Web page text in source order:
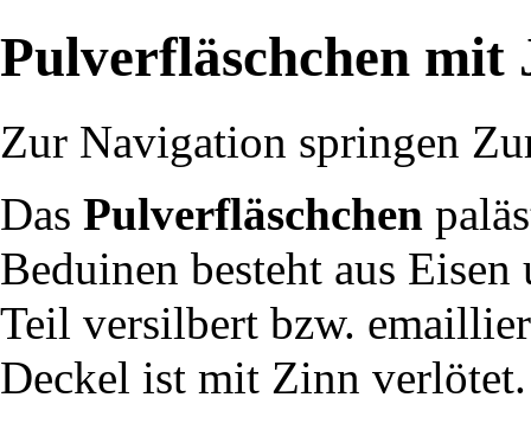
Pulverfläschchen mit
Zur Navigation springen
Das Pulverfläschchen
Beduinen besteht aus
Teil versilbert bzw.
Deckel ist mit Zinn verlötet.